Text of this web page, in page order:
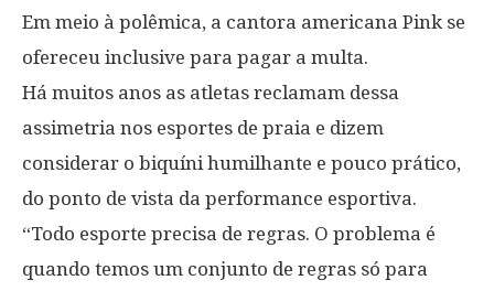
Em meio à polêmica, a cantora americana Pink se
ofereceu inclusive para pagar a multa.
Há muitos anos as atletas reclamam dessa
assimetria nos esportes de praia e dizem
considerar o biquíni humilhante e pouco prático,
do ponto de vista da performance esportiva.
“Todo esporte precisa de regras. O problema é
quando temos um conjunto de regras só para